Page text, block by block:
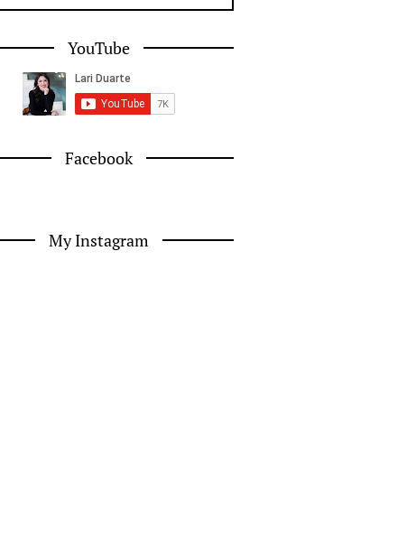
YouTube
Facebook
My Instagram